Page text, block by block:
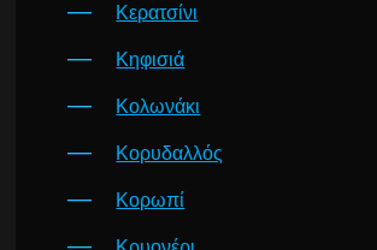
Κερατσίνι
Κηφισιά
Κολωνάκι
Κορυδαλλός
Κορωπί